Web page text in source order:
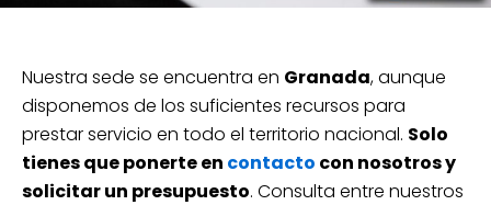
Nuestra sede se encuentra en Granada, aunque
disponemos de los suficientes recursos para
prestar servicio en todo el territorio nacional. Solo
tienes que ponerte en contacto con nosotros y
solicitar un presupuesto. Consulta entre nuestros